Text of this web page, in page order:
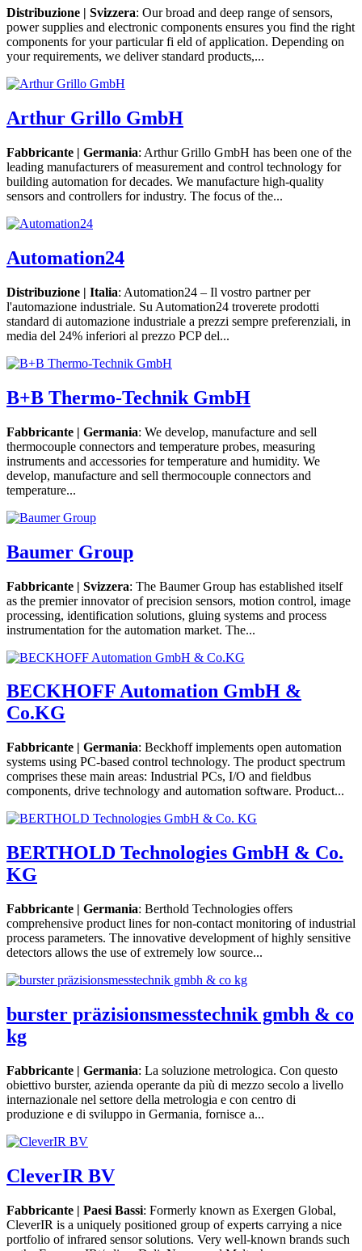
Distribuzione | Svizzera: Our broad and deep range of sensors,
power supplies and electronic components ensures you find the right
components for your particular fi eld of application. Depending on
your requirements, we deliver standard products,...
Arthur Grillo GmbH
Fabbricante | Germania: Arthur Grillo GmbH has been one of the
leading manufacturers of measurement and control technology for
building automation for decades. We manufacture high-quality
sensors and controllers for industry. The focus of the...
Automation24
Distribuzione | Italia: Automation24 – Il vostro partner per
l'automazione industriale. Su Automation24 troverete prodotti
standard di automazione industriale a prezzi sempre preferenziali, in
media del 24% inferiori al prezzo PCP del...
B+B Thermo-Technik GmbH
Fabbricante | Germania: We develop, manufacture and sell
thermocouple connectors and temperature probes, measuring
instruments and accessories for temperature and humidity. We
develop, manufacture and sell thermocouple connectors and
temperature...
Baumer Group
Fabbricante | Svizzera: The Baumer Group has established itself
as the premier innovator of precision sensors, motion control, image
processing, identification solutions, gluing systems and process
instrumentation for the automation market. The...
BECKHOFF Automation GmbH &
Co.KG
Fabbricante | Germania: Beckhoff implements open automation
systems using PC-based control technology. The product spectrum
comprises these main areas: Industrial PCs, I/O and fieldbus
components, drive technology and automation software. Product...
BERTHOLD Technologies GmbH & Co.
KG
Fabbricante | Germania: Berthold Technologies offers
comprehensive product lines for non-contact monitoring of industrial
process parameters. The innovative development of highly sensitive
detectors allows the use of extremely low source...
burster präzisionsmesstechnik gmbh & co
kg
Fabbricante | Germania: La soluzione metrologica. Con questo
obiettivo burster, azienda operante da più di mezzo secolo a livello
internazionale nel settore della metrologia e con centro di
produzione e di sviluppo in Germania, fornisce a...
CleverIR BV
Fabbricante | Paesi Bassi: Formerly known as Exergen Global,
CleverIR is a uniquely positioned group of experts carrying a nice
portfolio of infrared sensor solutions. Very well-known brands such